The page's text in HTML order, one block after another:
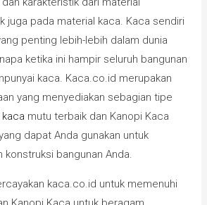
juga pada material kaca. Kaca sendiri
penting lebih-lebih dalam dunia
ketika ini hampir seluruh bangunan
kaca. Kaca.co.id merupakan
yang menyediakan sebagian tipe
kaca mutu terbaik dan Kanopi Kaca
dapat Anda gunakan untuk
konstruksi bangunan Anda.
kaca.co.id untuk memenuhi